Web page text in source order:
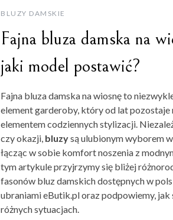
BLUZY DAMSKIE
Fajna bluza damska na
jaki model postawić?
Fajna bluza damska na wiosnę to
element garderoby, który od lat pozostaje
elementem codziennych stylizacji.
czy okazji, bluzysą ulubionym wyborem
łącząc w sobie komfort noszenia z
tym artykule przyjrzymy się bliżej
fasonów bluz damskich dostępnych w
ubraniami eButik.pl oraz podpowiemy, jak
różnych sytuacjach.